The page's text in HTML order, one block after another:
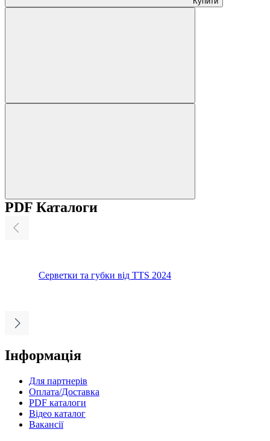
PDF Каталоги
Серветки та губки від TTS 2024
Інформація
Для партнерів
Оплата/Доставка
PDF каталоги
Відео каталог
Вакансії